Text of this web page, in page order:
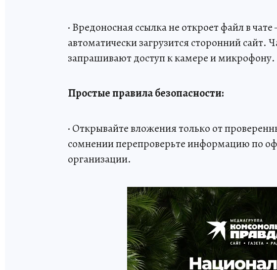
· Вредоносная ссылка не откроет файл в
автоматически загрузится сторонний сайт.
запрашивают доступ к камере и микрофону.
Простые правила безопасности:
· Открывайте вложения только от
сомнении перепроверьте информацию по
организации.